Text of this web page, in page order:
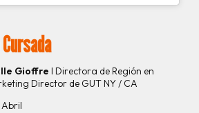
Gioffre I Directora de Región en
Director de GUT NY / CA
Abril